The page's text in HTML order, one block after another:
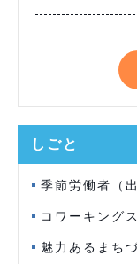
しごと
季節労働者（
コワーキング
魅力あるまち